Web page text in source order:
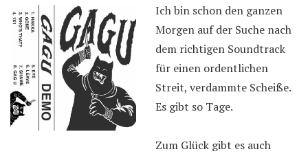
Ich bin schon den ganzen
Morgen auf der Suche nach
dem richtigen Soundtrack
für einen ordentlichen
Streit, verdammte Scheiße.
Es gibt so Tage.
Zum Glück gibt es auch